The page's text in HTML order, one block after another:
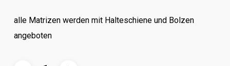
alle Matrizen werden mit Halteschiene und Bolzen
angeboten